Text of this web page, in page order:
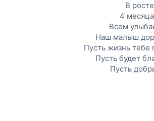
В
4
Всем
Наш малыш
Пусть жизнь тебе
Пусть будет
Пусть